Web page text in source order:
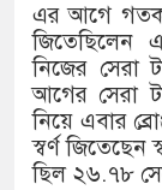
এর আগে
জিতেছিলেন
নিজের সেরা
আগের সেরা
নিয়ে এবার
স্বর্ণ জিতেছেন
ছিল ২৬.৭৮